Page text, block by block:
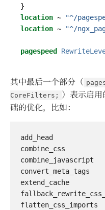
}
location ~ "^/
location ~ "^/
pagespeed
其中最后一个部分（
CoreFilters; ）表示启
础的优化，比如：
add_head
combine_css
combine_javascript
convert_meta_tags
extend_cache
flatten_css_imports